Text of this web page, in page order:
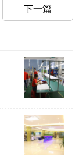
下一篇